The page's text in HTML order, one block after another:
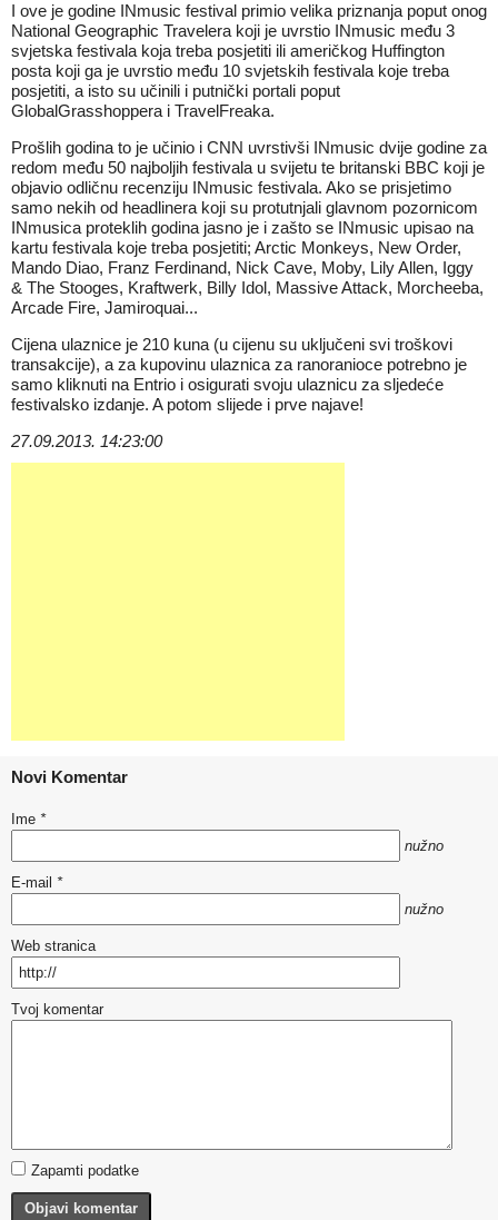
I ove je godine INmusic festival primio velika priznanja poput onog
National Geographic Travelera koji je uvrstio INmusic među 3
svjetska festivala koja treba posjetiti ili američkog Huffington
posta koji ga je uvrstio među 10 svjetskih festivala koje treba
posjetiti, a isto su učinili i putnički portali poput
GlobalGrasshoppera i TravelFreaka.
Prošlih godina to je učinio i CNN uvrstivši INmusic dvije godine za
redom među 50 najboljih festivala u svijetu te britanski BBC koji je
objavio odličnu recenziju INmusic festivala. Ako se prisjetimo
samo nekih od headlinera koji su protutnjali glavnom pozornicom
INmusica proteklih godina jasno je i zašto se INmusic upisao na
kartu festivala koje treba posjetiti; Arctic Monkeys, New Order,
Mando Diao, Franz Ferdinand, Nick Cave, Moby, Lily Allen, Iggy
& The Stooges, Kraftwerk, Billy Idol, Massive Attack, Morcheeba,
Arcade Fire, Jamiroquai...
Cijena ulaznice je 210 kuna (u cijenu su uključeni svi troškovi
transakcije), a za kupovinu ulaznica za ranoranioce potrebno je
samo kliknuti na Entrio i osigurati svoju ulaznicu za sljedeće
festivalsko izdanje. A potom slijede i prve najave!
27.09.2013. 14:23:00
Novi Komentar
Ime *
nužno
E-mail *
nužno
Web stranica
Tvoj komentar
Zapamti podatke
Objavi komentar